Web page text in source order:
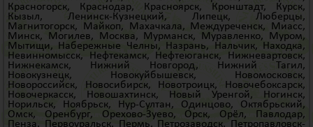
Красногорск, Краснодар, Красноярск, Кронштадт, Курск,
Кызыл, Ленинск-Кузнецкий,Липецк,Люберцы,
Магнитогорск, Майкоп, Махачкала, Междуреченск, Миасс,
Минск, Могилев, Москва, Мурманск, Муравленко, Муром,
Мытищи, Набережные Челны, Назрань, Нальчик, Находка,
Невинномысск, Нефтекамск, Нефтеюганск, Нижневартовск,
Нижнекамск, Нижний Новгород, Нижний Тагил,
Новокузнецк, Новокуйбышевск, Новомосковск,
Новороссийск, Новосибирск, Новотроицк, Новочебоксарск,
Новочеркасск, Новошахтинск, Новый Уренгой, Ногинск,
Норильск, Ноябрьск, Нур-Султан, Одинцово, Октябрьский,
Омск, Оренбург, Орехово-Зуево, Орск, Орёл, Павлодар,
Пенза, Первоуральск, Пермь, Петрозаводск, Петропавловск-